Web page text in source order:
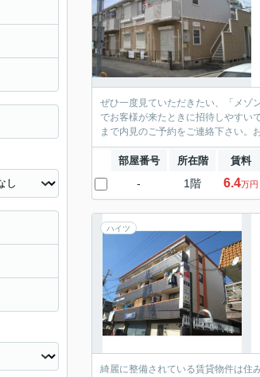
ぜひ一度見ていただきたい、「メゾ
でお客様が来たときに招待しやすい
部屋番号 所在階 賃料
- 1階 6.4万円
ハイツ
綺麗に整備されている賃貸物件は住